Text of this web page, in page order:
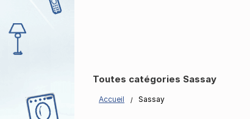
Toutes catégories Sassay
Accueil Sassay